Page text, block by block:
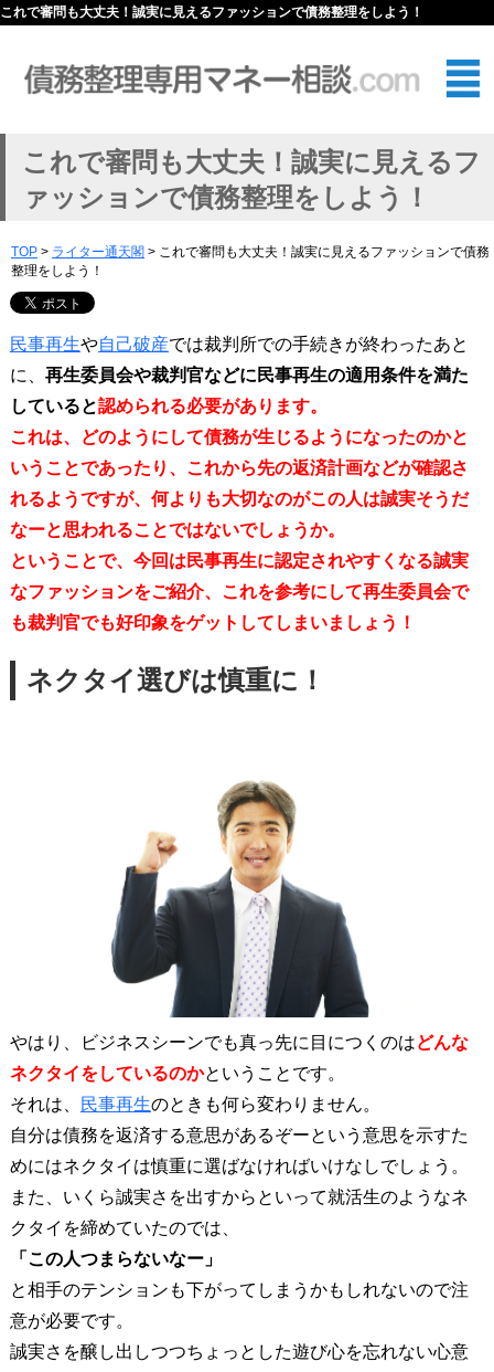
これで審問も大丈夫！誠実に見えるファッションで債務整理をしよう！
これで審問も大丈夫！誠実に見えるフ
ァッションで債務整理をしよう！
TOP > ライター通天閣 > これで審問も大丈夫！誠実に見えるファッションで債務
整理をしよう！
民事再生や自己破産では裁判所での手続きが終わったあと
に、 再生委員会や裁判官などに民事再生の適用条件を満た
していると認められる必要があります。
これは、どのようにして債務が生じるようになったのかと
いうことであったり、これから先の返済計画などが確認さ
れるようですが、何よりも大切なのがこの人は誠実そう だ
なーと思われることではないでしょうか。
ということで、今回は民事再生に認定されやすくなる誠実
なファッションをご紹介、これを参考にして再生委員会で
も裁判官でも好印象をゲットしてしまいましょう！
ネクタイ選びは慎重に！
やはり、ビジネスシーンでも真っ先に目につくのはどんな
ネクタイをしているのかということです。
それは、
民事再生のときも何ら変わりません。
自分は債務を返済する意思があるぞーという意思を示すた
めにはネクタイは慎重に選ばなければいけなしでしょう。
また、いくら誠実さを出すからといって就活生のようなネ
クタイを締めていたのでは、
「この人つまらないなー」
と相手のテンションも下がってしまうかもしれないので注
意が必要です。
誠実さを醸し出しつつちょっとした遊び心を忘れない心意